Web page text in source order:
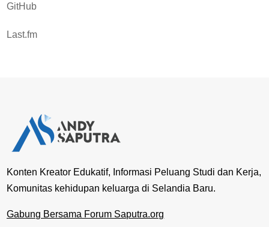
GitHub
Last.fm
Konten Kreator Edukatif, Informasi Peluang Studi dan Kerja,
Komunitas kehidupan keluarga di Selandia Baru.
Gabung Bersama Forum Saputra.org